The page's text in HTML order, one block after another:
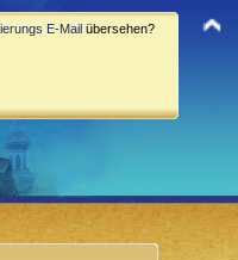
E-Mail übersehen?